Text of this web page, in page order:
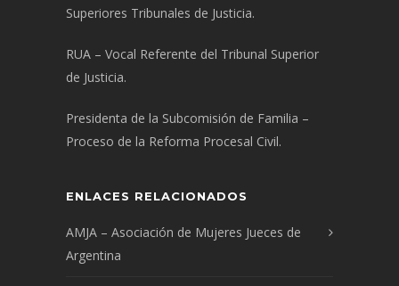
Superiores Tribunales de Justicia.
RUA – Vocal Referente del Tribunal Superior
de Justicia.
Presidenta de la Subcomisión de Familia –
Proceso de la Reforma Procesal Civil.
ENLACES RELACIONADOS
AMJA – Asociación de Mujeres Jueces de
Argentina